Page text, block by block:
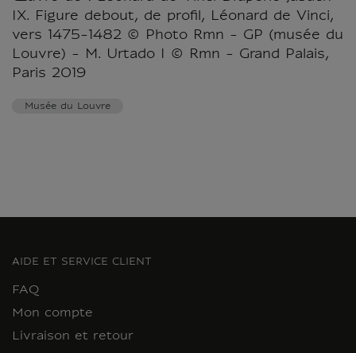
IX. Figure debout, de profil, Léonard de Vinci,
vers 1475-1482 © Photo Rmn - GP (musée du
Louvre) - M. Urtado I © Rmn - Grand Palais,
Paris 2019
Musée du Louvre
AIDE ET SERVICE CLIENT
FAQ
Mon compte
Livraison et retour